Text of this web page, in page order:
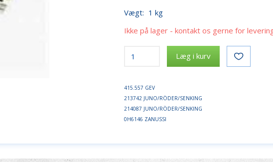
Vægt: 1 kg
Ikke på lager - kontakt os gerne for
Læg i kurv
415.557 GEV
213742 JUNO/RÖDER/SENKING
214087 JUNO/RÖDER/SENKING
0H6146 ZANUSSI